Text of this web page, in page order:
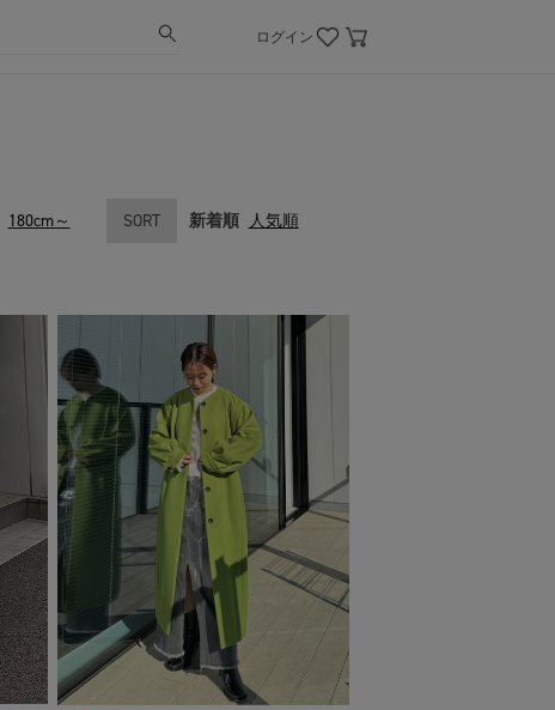
ログイン
180cm～ SORT 新着順 人気順